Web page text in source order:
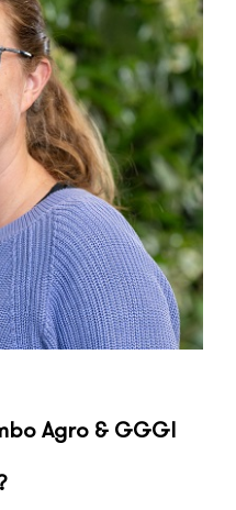
Agro & GGGI